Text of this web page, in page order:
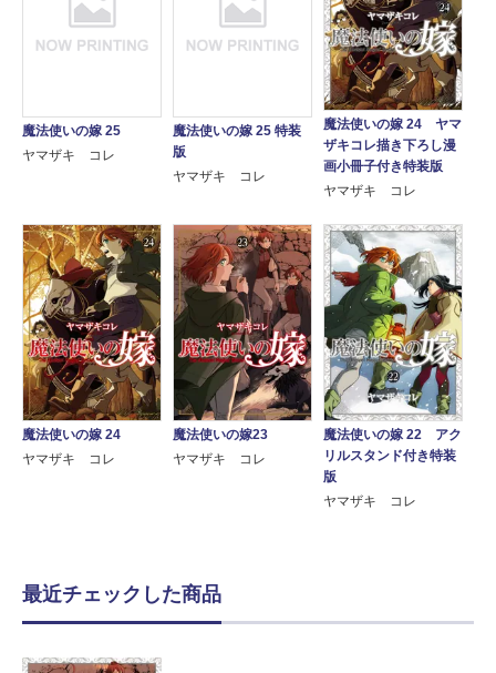
魔法使いの嫁 25
ヤマザキ コレ
魔法使いの嫁 25 特装
版
ヤマザキ コレ
魔法使いの嫁 24 ヤマ
ザキコレ描き下ろし漫
画小冊子付き特装版
ヤマザキ コレ
魔法使いの嫁 24
ヤマザキ コレ
魔法使いの嫁23
ヤマザキ コレ
魔法使いの嫁 22 アク
リルスタンド付き特装
版
ヤマザキ コレ
最近チェックした商品